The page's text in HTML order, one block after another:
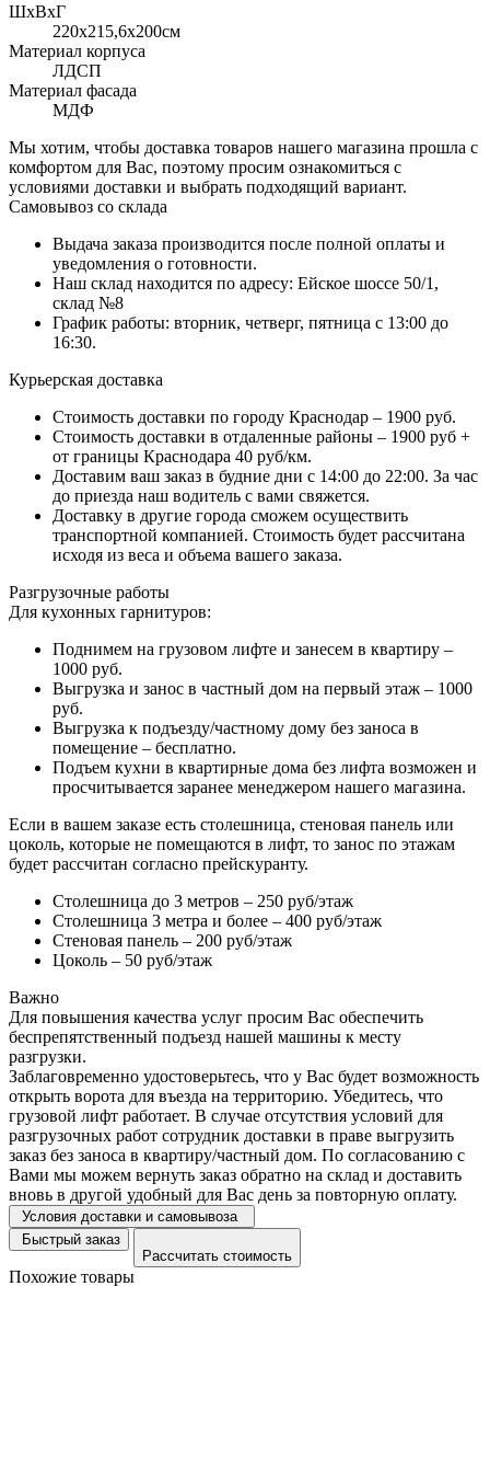
ШхВхГ
220x215,6х200см
Материал корпуса
ЛДСП
Материал фасада
МДФ
Мы хотим, чтобы доставка товаров нашего магазина прошла с
комфортом для Вас, поэтому просим ознакомиться с
условиями доставки и выбрать подходящий вариант.
Самовывоз со склада
Выдача заказа производится после полной оплаты и
уведомления о готовности.
Наш склад находится по адресу: Ейское шоссе 50/1,
склад №8
График работы: вторник, четверг, пятница с 13:00 до
16:30.
Курьерская доставка
Стоимость доставки по городу Краснодар – 1900 руб.
Стоимость доставки в отдаленные районы – 1900 руб +
от границы Краснодара 40 руб/км.
Доставим ваш заказ в будние дни с 14:00 до 22:00. За час
до приезда наш водитель с вами свяжется.
Доставку в другие города сможем осуществить
транспортной компанией. Стоимость будет рассчитана
исходя из веса и объема вашего заказа.
Разгрузочные работы
Для кухонных гарнитуров:
Поднимем на грузовом лифте и занесем в квартиру –
1000 руб.
Выгрузка и занос в частный дом на первый этаж – 1000
руб.
Выгрузка к подъезду/частному дому без заноса в
помещение – бесплатно.
Подъем кухни в квартирные дома без лифта возможен и
просчитывается заранее менеджером нашего магазина.
Если в вашем заказе есть столешница, стеновая панель или
цоколь, которые не помещаются в лифт, то занос по этажам
будет рассчитан согласно прейскуранту.
Столешница до 3 метров – 250 руб/этаж
Столешница 3 метра и более – 400 руб/этаж
Стеновая панель – 200 руб/этаж
Цоколь – 50 руб/этаж
Важно
Для повышения качества услуг просим Вас обеспечить
беспрепятственный подъезд нашей машины к месту
разгрузки.
Заблаговременно удостоверьтесь, что у Вас будет возможность
открыть ворота для въезда на территорию. Убедитесь, что
грузовой лифт работает. В случае отсутствия условий для
разгрузочных работ сотрудник доставки в праве выгрузить
заказ без заноса в квартиру/частный дом. По согласованию с
Вами мы можем вернуть заказ обратно на склад и доставить
вновь в другой удобный для Вас день за повторную оплату.
Условия доставки и самовывоза
Быстрый заказ
Рассчитать стоимость
Похожие товары